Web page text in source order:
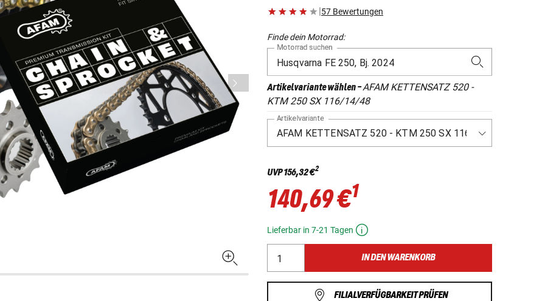
|57 Bewertungen
Finde dein Motorrad:
Motorrad suchen
Artikelvariante wählen-AFAM KETTENSATZ 520 -
KTM 250 SX 116/14/48
Artikelvariante
UVP156,32 €2
140,69 €1
Lieferbar in 7-21 Tagen
IN DEN WARENKORB
FILIALVERFÜGBARKEIT PRÜFEN